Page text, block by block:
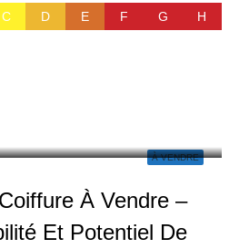
C D E F G H
À VENDRE
À Vendre –
Et Potentiel De